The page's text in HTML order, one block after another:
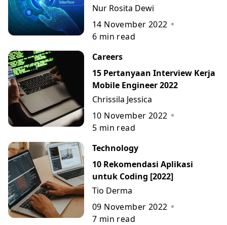
Contohnya
Nur Rosita Dewi
14 November 2022
6 min read
Careers
15 Pertanyaan Interview Kerja
Mobile Engineer 2022
Chrissila Jessica
10 November 2022
5 min read
Technology
10 Rekomendasi Aplikasi
untuk Coding [2022]
Tio Derma
09 November 2022
7 min read